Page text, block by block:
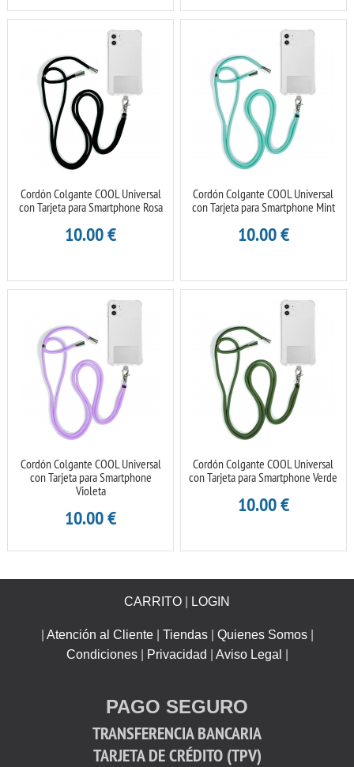
Cordón Colgante COOL Universal
con Tarjeta para Smartphone Rosa
10.00€
Cordón Colgante COOL Universal
con Tarjeta para Smartphone Mint
10.00€
Cordón Colgante COOL Universal
con Tarjeta para Smartphone
Violeta
10.00€
Cordón Colgante COOL Universal
con Tarjeta para Smartphone Verde
10.00€
CARRITO LOGIN
Atención al Cliente Tiendas Quienes Somos
Condiciones
Privacidad Aviso Legal
PAGO SEGURO
TRANSFERENCIA BANCARIA
TARJETA DE CRÉDITO (TPV)